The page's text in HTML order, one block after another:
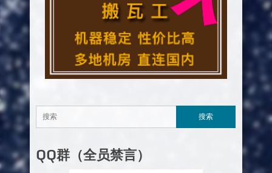
QQ群（全员禁言）